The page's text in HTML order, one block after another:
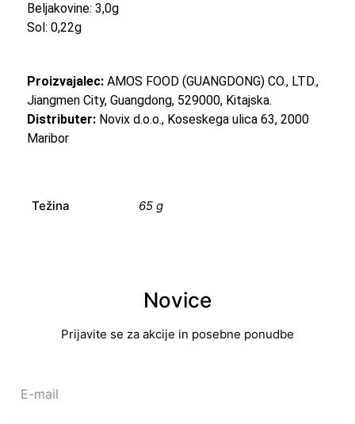
Beljakovine: 3,0g
Sol: 0,22g
Proizvajalec:AMOS FOOD (GUANGDONG) CO., LTD.,
Jiangmen City, Guangdong, 529000, Kitajska.
Distributer:Novix d.o.o., Koseskega ulica 63, 2000
Maribor
Težina 65 g
Novice
Prijavite se za akcije in posebne ponudbe